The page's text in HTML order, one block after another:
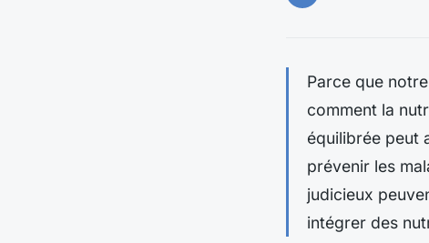
Parce que
comment la
équilibrée peut
prévenir les
judicieux
intégrer des